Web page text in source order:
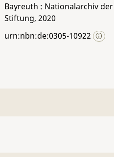
Bayreuth : Nationalarchiv
Stiftung, 2020
urn:nbn:de:0305-10922